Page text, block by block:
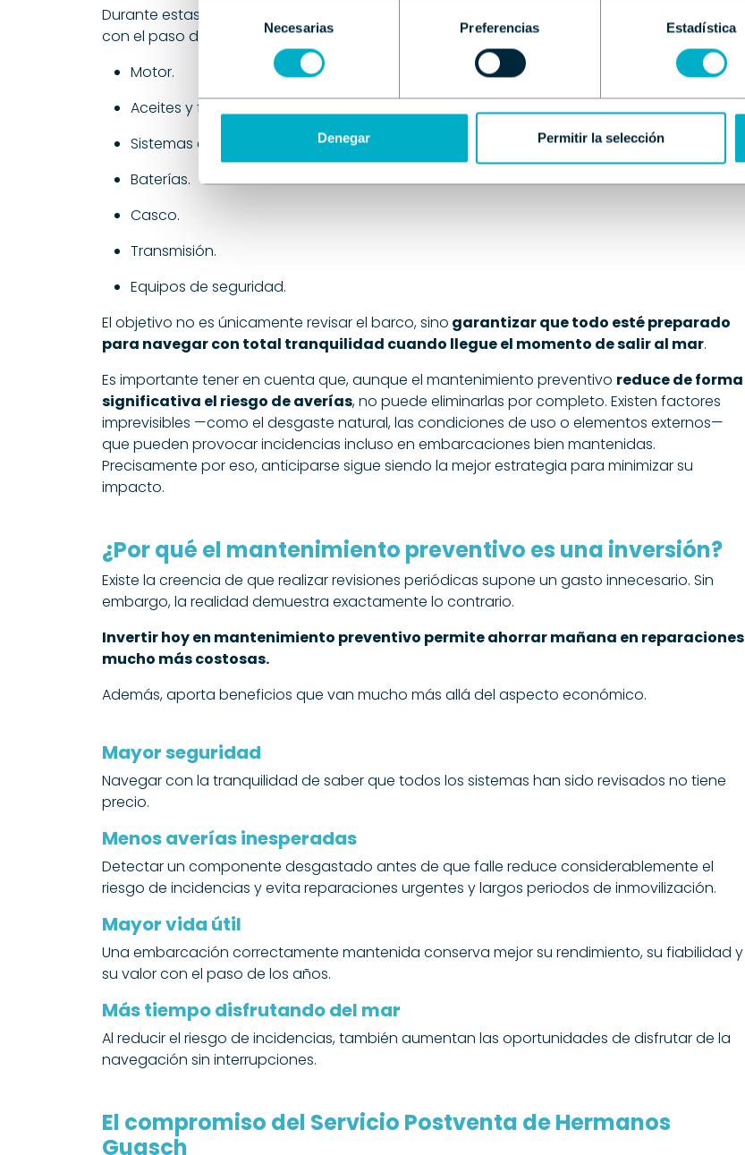
consentimiento
Necesarias Preferencias Estadística
Denegar Permitir la selección
Durante estas inspecciones se revisan los elementos que más desgaste sufren con el uso y
con el paso del tiempo, entre ellos:
Motor.
Aceites y filtros.
Sistemas eléctricos y electrónicos.
Baterías.
Casco.
Transmisión.
Equipos de seguridad.
El objetivo no es únicamente revisar el barco, sino garantizar que todo esté preparado
para navegar con total tranquilidad cuando llegue el momento de salir al mar.
Es importante tener en cuenta que, aunque el mantenimiento preventivo reduce de forma
significativa el riesgo de averías, no puede eliminarlas por completo. Existen factores
imprevisibles —como el desgaste natural, las condiciones de uso o elementos externos—
que pueden provocar incidencias incluso en embarcaciones bien mantenidas.
Precisamente por eso, anticiparse sigue siendo la mejor estrategia para minimizar su
impacto.
¿Por qué el mantenimiento preventivo es una inversión?
Existe la creencia de que realizar revisiones periódicas supone un gasto innecesario. Sin
embargo, la realidad demuestra exactamente lo contrario.
Invertir hoy en mantenimiento preventivo permite ahorrar mañana en reparaciones
mucho más costosas.
Además, aporta beneficios que van mucho más allá del aspecto económico.
Mayor seguridad
Navegar con la tranquilidad de saber que todos los sistemas han sido revisados no tiene
precio.
Menos averías inesperadas
Detectar un componente desgastado antes de que falle reduce considerablemente el
riesgo de incidencias y evita reparaciones urgentes y largos periodos de inmovilización.
Mayor vida útil
Una embarcación correctamente mantenida conserva mejor su rendimiento, su fiabilidad y
su valor con el paso de los años.
Más tiempo disfrutando del mar
Al reducir el riesgo de incidencias, también aumentan las oportunidades de disfrutar de la
navegación sin interrupciones.
El compromiso del Servicio Postventa de Hermanos
Guasch